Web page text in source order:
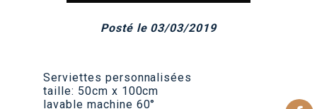
Posté le 03/03/2019
Serviettes personnalisées
taille: 50cm x 100cm
lavable machine 60°